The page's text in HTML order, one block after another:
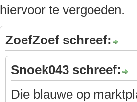
hiervoor te vergoeden.
ZoefZoef schreef:
Snoek043 schreef:
Die blauwe op